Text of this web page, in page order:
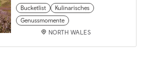
Bucketlist
Kulinarisches
Genussmomente
NORTH WALES